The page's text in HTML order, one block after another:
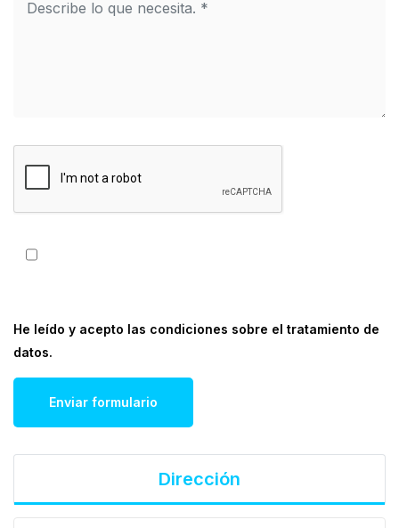
He leído y acepto las condiciones sobre el tratamiento de
datos.
Enviar formulario
Dirección